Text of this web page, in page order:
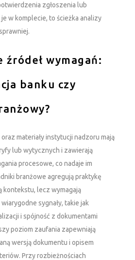
zgłoszenia lub
w komplecie, to ścieżka analizy
źródeł wymagań:
banku czy
materiały instytucji nadzoru mają
lub wytycznych i zawierają
procesowe, co nadaje im
branżowe agregują praktykę
kontekstu, lecz wymagają
sygnały, takie jak
i spójność z dokumentami
poziom zaufania zapewniają
wersją dokumentu i opisem
Przy rozbieżnościach